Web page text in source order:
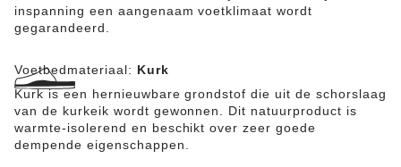
inspanning een aangenaam voetklimaat wordt
gegarandeerd.
Voetbedmateriaal: Kurk
Kurk is een hernieuwbare grondstof die uit de schorslaag
van de kurkeik wordt gewonnen. Dit natuurproduct is
warmte-isolerend en beschikt over zeer goede
dempende eigenschappen.